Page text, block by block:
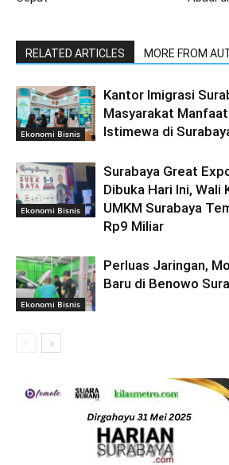
RELATED ARTICLES MORE FROM
Ekonomi Bisnis
Kantor Imigrasi
Masyarakat
Istimewa di
Ekonomi Bisnis
Surabaya Great
Dibuka Hari Ini, Wali
UMKM Surabaya
Rp9 Miliar
Ekonomi Bisnis
Perluas Jaringan,
Baru di Benowo